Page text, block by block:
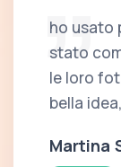
ho usato
stato
le loro
bella
Martina